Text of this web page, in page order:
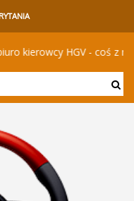
HGV - coś z